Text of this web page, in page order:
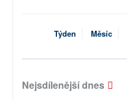
Týden Měsíc
Nejsdílenější dnes